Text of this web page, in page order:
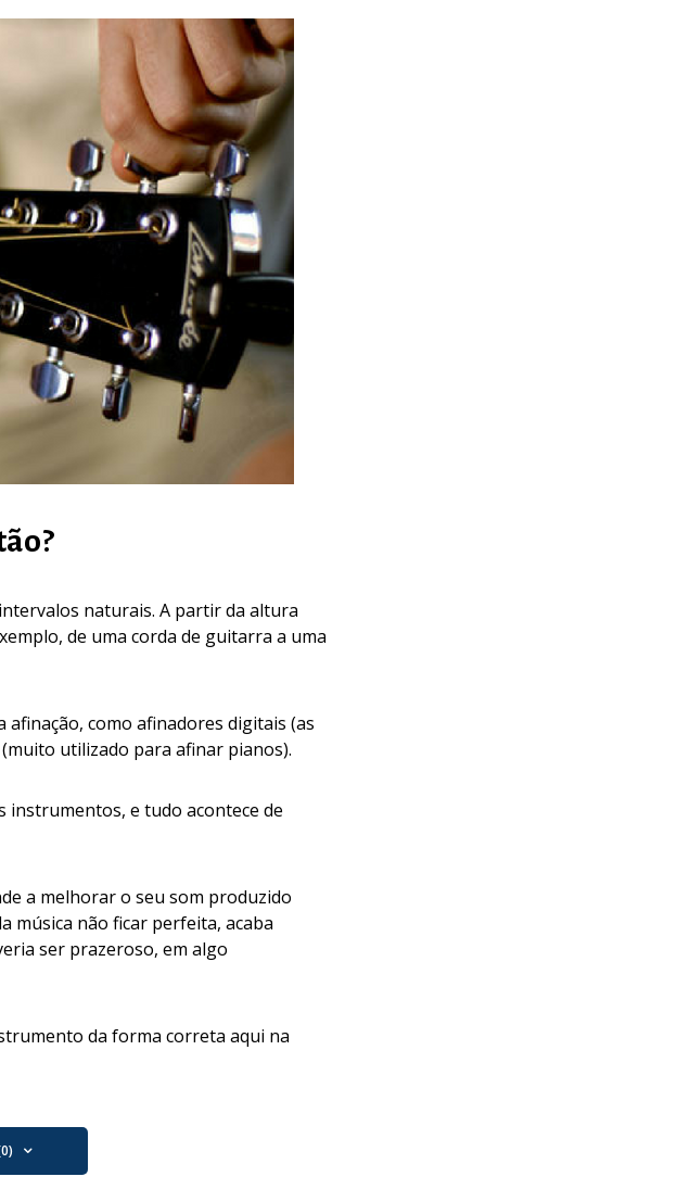
naturais. A partir da altura
de uma corda de guitarra a uma
como afinadores digitais (as
utilizado para afinar pianos).
instrumentos, e tudo acontece de
a melhorar o seu som produzido
música não ficar perfeita, acaba
ser prazeroso, em algo
da forma correta aqui na